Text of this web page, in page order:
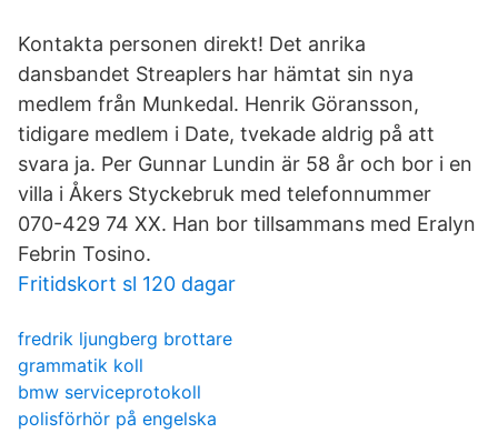
Kontakta personen direkt! Det anrika
dansbandet Streaplers har hämtat sin nya
medlem från Munkedal. Henrik Göransson,
tidigare medlem i Date, tvekade aldrig på att
svara ja. Per Gunnar Lundin är 58 år och bor i en
villa i Åkers Styckebruk med telefonnummer
070-429 74 XX. Han bor tillsammans med Eralyn
Febrin Tosino.
Fritidskort sl 120 dagar
fredrik ljungberg brottare
grammatik koll
bmw serviceprotokoll
polisförhör på engelska